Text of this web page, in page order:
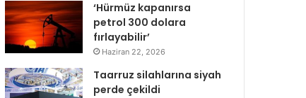
‘Hürmüz kapanırsa
petrol 300 dolara
fırlayabilir’
Haziran 22, 2026
Taarruz silahlarına siyah
perde çekildi